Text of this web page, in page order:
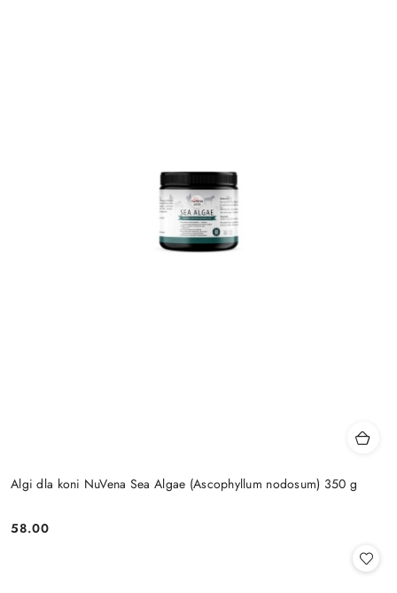
Algi dla koni NuVena Sea Algae (Ascophyllum nodosum) 350 g
Cena:
58.00